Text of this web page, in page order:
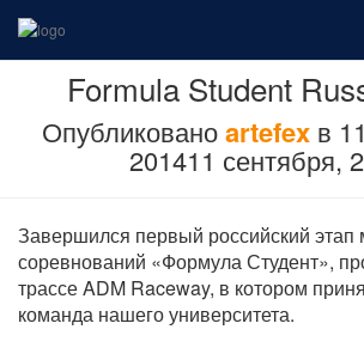
Formula Student
Опубликованоartefex в
201411 сентября,
Завершился первый российский
соревнований «Формула Студент»,
трассе ADM Raceway, в котором
команда нашего университета.